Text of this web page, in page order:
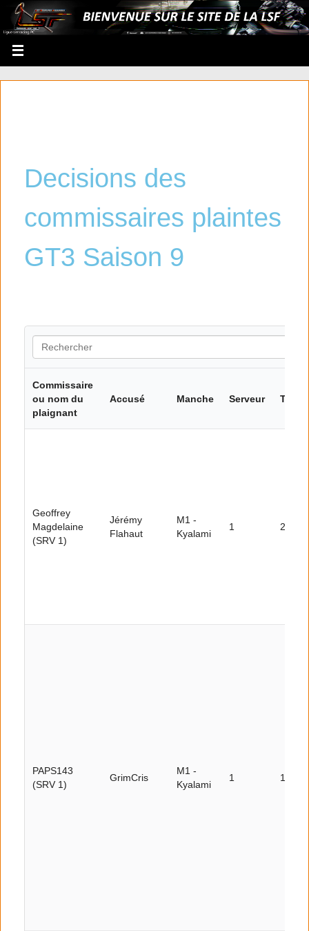
Decisions des
commissaires plaintes
GT3 Saison 9
Commissaire
ou nom du
plaignant
Accusé Manche Serveur Tour
Geoffrey
Magdelaine
(SRV 1)
Jérémy
Flahaut
M1 -
Kyalami
1 23
PAPS143
(SRV 1)
GrimCris
M1 -
Kyalami
1 12